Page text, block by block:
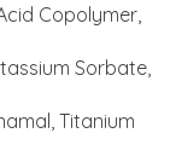
Copolymer,
Sorbate,
Titanium